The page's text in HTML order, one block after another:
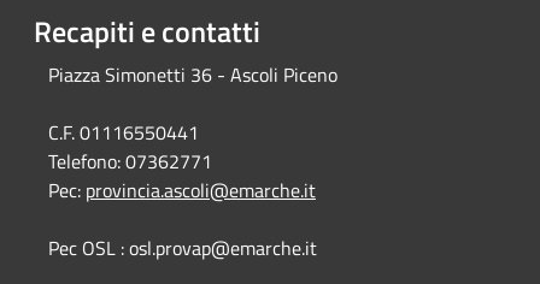
Recapiti e contatti
Piazza Simonetti 36 - Ascoli Piceno
C.F. 01116550441
Telefono:07362771
Pec: provincia.ascoli@emarche.it
Pec OSL : osl.provap@emarche.it